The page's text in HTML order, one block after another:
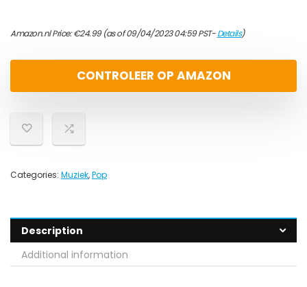
Amazon.nl Price:€24.99(as of 09/04/2023 04:59 PST-Details)
CONTROLEER OP AMAZON
Categories: Muziek,Pop
Description
Additional information